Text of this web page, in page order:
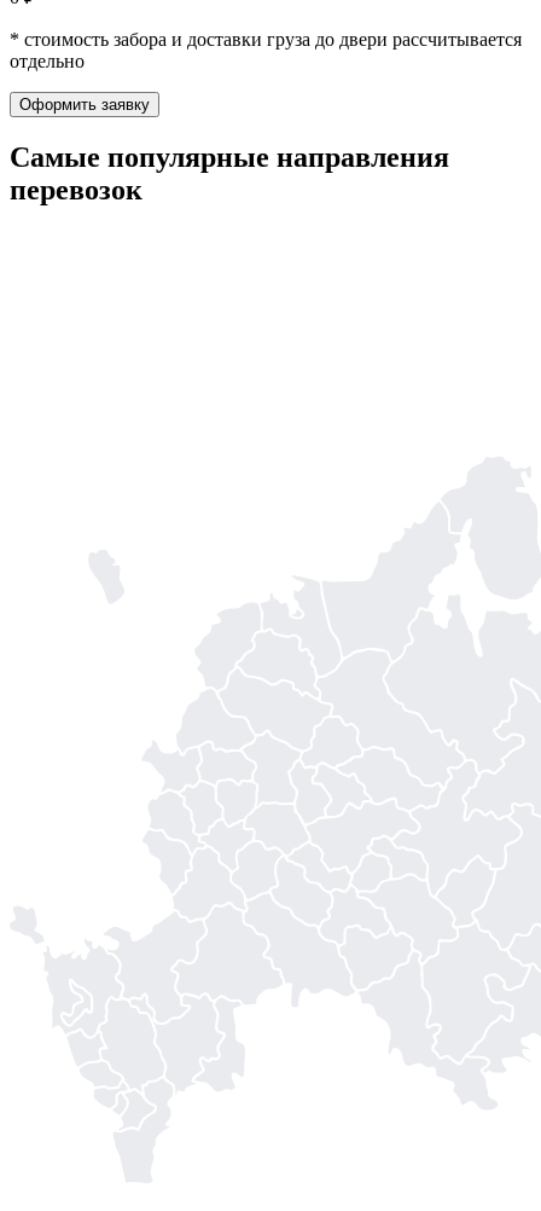
* стоимость забора и доставки груза до двери рассчитывается
отдельно
Оформить заявку
Самые популярные направления
перевозок